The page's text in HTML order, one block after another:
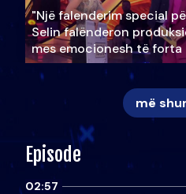
"Një falenderim special
Selin falënderon
mes emocionesh të forta
më
Episode
02:57